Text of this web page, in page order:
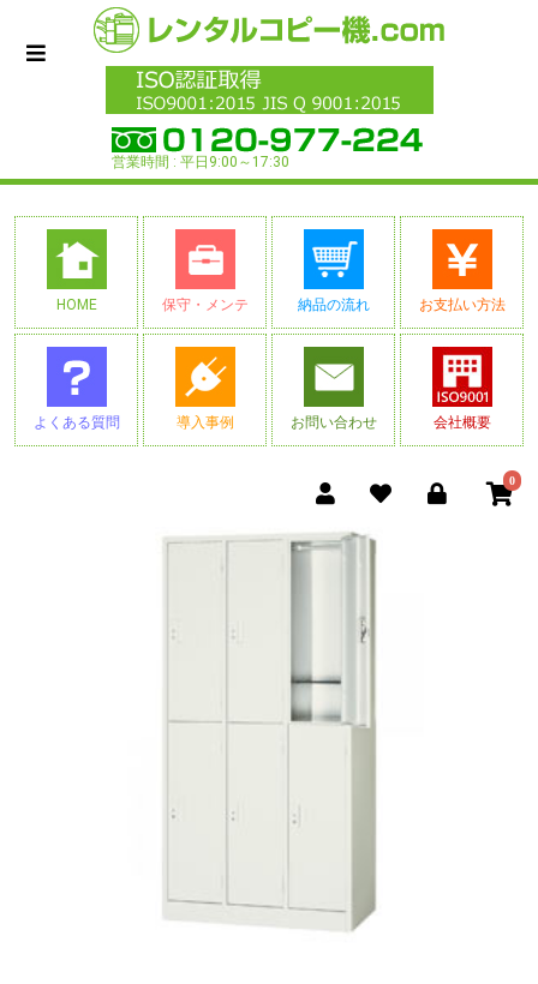
営業時間 : 平日9:00～17:30
HOME 保守・メンテ 納品の流れ お支払い方法
よくある質問 導入事例 お問い合わせ 会社概要
0